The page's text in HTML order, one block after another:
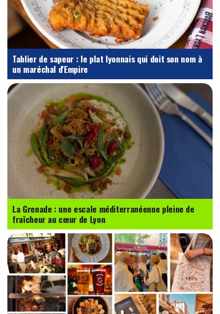
Tablier de sapeur : le plat lyonnais qui doit son nom à
un maréchal d'Empire
La Grenade : une escale méditerranéenne pleine de
fraîcheur au cœur de Lyon